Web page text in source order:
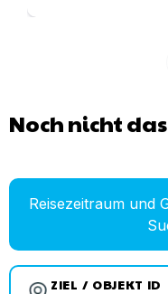
Noch nicht
Reisezeitraum und
ZIEL / OBJEKT ID